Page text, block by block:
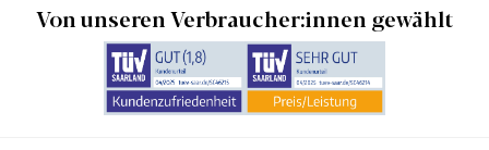
Von unseren Verbraucher:innen gewählt